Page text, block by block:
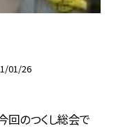
01/26
回のつくし総会で